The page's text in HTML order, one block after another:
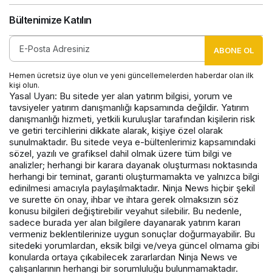
Bültenimize Katılın
ABONE OL
Hemen ücretsiz üye olun ve yeni güncellemelerden haberdar olan ilk
kişi olun.
Yasal Uyarı: Bu sitede yer alan yatırım bilgisi, yorum ve
tavsiyeler yatırım danışmanlığı kapsamında değildir. Yatırım
danışmanlığı hizmeti, yetkili kuruluşlar tarafından kişilerin risk
ve getiri tercihlerini dikkate alarak, kişiye özel olarak
sunulmaktadır. Bu sitede veya e-bültenlerimiz kapsamındaki
sözel, yazılı ve grafiksel dahil olmak üzere tüm bilgi ve
analizler; herhangi bir karara dayanak oluşturması noktasında
herhangi bir teminat, garanti oluşturmamakta ve yalnızca bilgi
edinilmesi amacıyla paylaşılmaktadır. Ninja News hiçbir şekil
ve surette ön onay, ihbar ve ihtara gerek olmaksızın söz
konusu bilgileri değiştirebilir veyahut silebilir. Bu nedenle,
sadece burada yer alan bilgilere dayanarak yatırım kararı
vermeniz beklentilerinize uygun sonuçlar doğurmayabilir. Bu
sitedeki yorumlardan, eksik bilgi ve/veya güncel olmama gibi
konularda ortaya çıkabilecek zararlardan Ninja News ve
çalışanlarının herhangi bir sorumluluğu bulunmamaktadır.